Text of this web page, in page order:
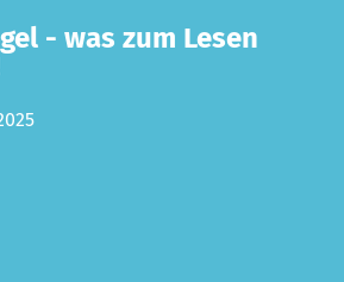
- was zum Lesen